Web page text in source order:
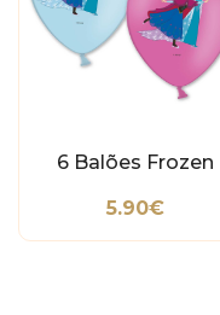
6 Balões Frozen
5.90€